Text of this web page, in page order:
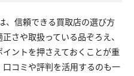
、信頼できる買取店の選び方
さや取扱っている品ぞろえ、
ントを押さえておくことが重
コミや評判を活用するのも一